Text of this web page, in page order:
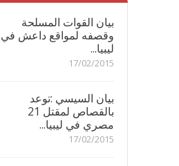
بيان القوات المسلحة
وقصفه لمواقع داعش في
ليبيا...
17/02/2015
بيان السيسي :توعد
بالقصاص لمقتل 21
مصري في ليبيا...
17/02/2015